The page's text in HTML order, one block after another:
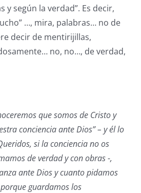
y según la verdad”. Es decir,
…, mira, palabras… no de
decir de mentirijillas,
no, no…, de verdad,
que somos de Cristo y
conciencia ante Dios” – y él lo
si la conciencia no os
de verdad y con obras -,
ante Dios y cuanto pidamos
guardamos los